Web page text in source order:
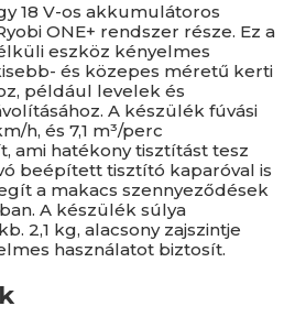
18 V-os akkumulátoros
ONE+ rendszer része. Ez a
eszköz kényelmes
és közepes méretű kerti
például levelek és
A készülék fúvási
h, és 7,1 m³/perc
ami hatékony tisztítást tesz
beépített tisztító kaparóval is
a makacs szennyeződések
A készülék súlya
2,1 kg, alacsony zajszintje
használatot biztosít.